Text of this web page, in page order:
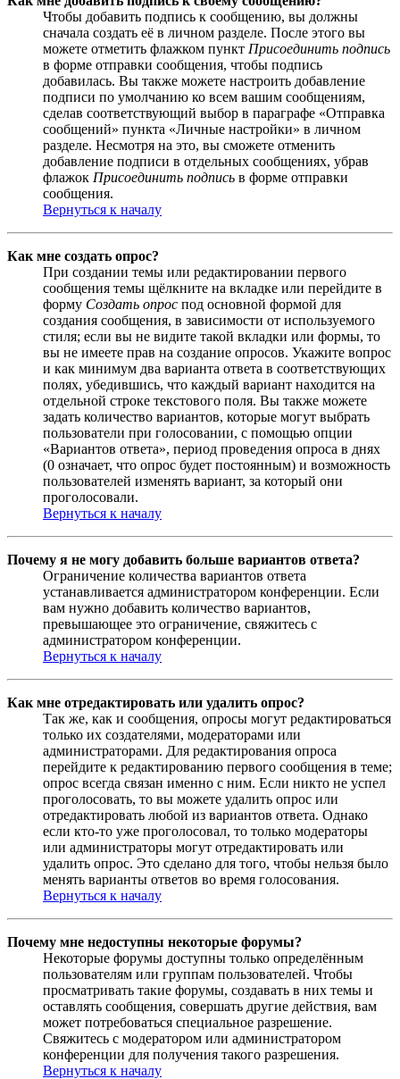
Чтобы добавить подпись к сообщению, вы должны
сначала создать её в личном разделе. После этого вы
можете отметить флажком пункт Присоединить подпись
в форме отправки сообщения, чтобы подпись
добавилась. Вы также можете настроить добавление
подписи по умолчанию ко всем вашим сообщениям,
сделав соответствующий выбор в параграфе «Отправка
сообщений» пункта «Личные настройки» в личном
разделе. Несмотря на это, вы сможете отменить
добавление подписи в отдельных сообщениях, убрав
флажок Присоединить подпись в форме отправки
сообщения.
Вернуться к началу
Как мне создать опрос?
При создании темы или редактировании первого
сообщения темы щёлкните на вкладке или перейдите в
форму Создать опрос под основной формой для
создания сообщения, в зависимости от используемого
стиля; если вы не видите такой вкладки или формы, то
вы не имеете прав на создание опросов. Укажите вопрос
и как минимум два варианта ответа в соответствующих
полях, убедившись, что каждый вариант находится на
отдельной строке текстового поля. Вы также можете
задать количество вариантов, которые могут выбрать
пользователи при голосовании, с помощью опции
«Вариантов ответа», период проведения опроса в днях
(0 означает, что опрос будет постоянным) и возможность
пользователей изменять вариант, за который они
проголосовали.
Вернуться к началу
Почему я не могу добавить больше вариантов ответа?
Ограничение количества вариантов ответа
устанавливается администратором конференции. Если
вам нужно добавить количество вариантов,
превышающее это ограничение, свяжитесь с
администратором конференции.
Вернуться к началу
Как мне отредактировать или удалить опрос?
Так же, как и сообщения, опросы могут редактироваться
только их создателями, модераторами или
администраторами. Для редактирования опроса
перейдите к редактированию первого сообщения в теме;
опрос всегда связан именно с ним. Если никто не успел
проголосовать, то вы можете удалить опрос или
отредактировать любой из вариантов ответа. Однако
если кто-то уже проголосовал, то только модераторы
или администраторы могут отредактировать или
удалить опрос. Это сделано для того, чтобы нельзя было
менять варианты ответов во время голосования.
Вернуться к началу
Почему мне недоступны некоторые форумы?
Некоторые форумы доступны только определённым
пользователям или группам пользователей. Чтобы
просматривать такие форумы, создавать в них темы и
оставлять сообщения, совершать другие действия, вам
может потребоваться специальное разрешение.
Свяжитесь с модератором или администратором
конференции для получения такого разрешения.
Вернуться к началу